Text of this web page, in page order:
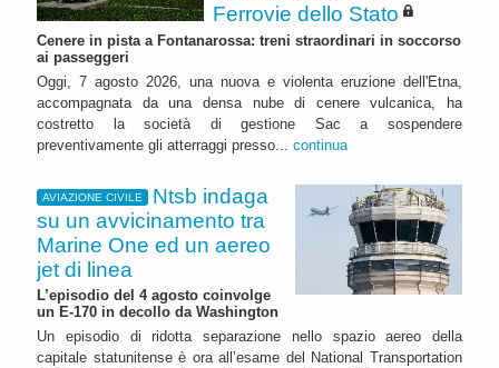
Ferrovie dello Stato
Cenere in pista a Fontanarossa: treni straordinari in soccorso
ai passeggeri
Oggi, 7 agosto 2026, una nuova e violenta eruzione dell'Etna,
accompagnata da una densa nube di cenere vulcanica, ha
costretto la società di gestione Sac a sospendere
preventivamente gli atterraggi presso... continua
AVIAZIONE CIVILE
Ntsb indaga
su un avvicinamento tra
Marine One ed un aereo
jet di linea
L’episodio del 4 agosto coinvolge
un E-170 in decollo da Washington
Un episodio di ridotta separazione nello spazio aereo della
capitale statunitense è ora all’esame del National Transportation